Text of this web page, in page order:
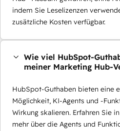
indem Sie Leselizenzen
zusätzliche Kosten verfügbar.
Wie viel HubSpot-
meiner Marketing Hub-
HubSpot-Guthaben bieten eine
Möglichkeit, KI-Agents und -
Wirkung skalieren. Erfahren Sie
mehr über die Agents und